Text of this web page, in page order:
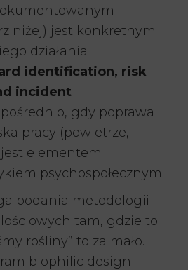
niżej) jest konkretnym
działania
identification, risk
incident
gdy poprawa
pracy (powietrze,
elementem
psychospołecznym
podania metodologii
tam, gdzie to
rośliny” to za mało.
biophilic design